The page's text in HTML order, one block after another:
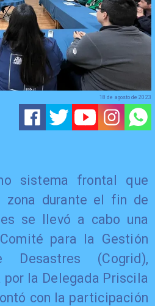
18 de agosto de 2023
sistema frontal que
zona durante el fin de
se llevó a cabo una
para la Gestión
(Cogrid),
la Delegada Priscila
con la participación